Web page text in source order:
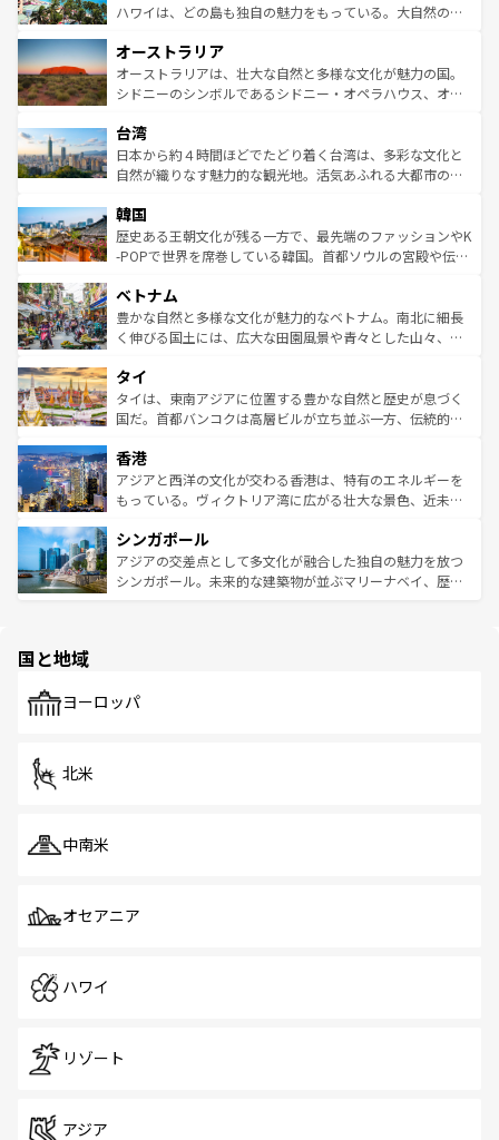
西部には大自然が広がり、グランドキャニオンやイエロー
部のニューオーリンズでは、音楽と美食が融合した独特の
文化が魅力。旅行者はアメリカの各地域で異なる魅力を楽
しみながら、その多様性と豊かな歴史を感じることができ
ならではの贅沢な旅のスタイルだ。 なお、新着のアメリカ
情報はコンテンツ一覧を参照してほしい。
ハワイは、どの島も独自の魅力をもっている。大自然の神
ワイ島は見逃せない。また、定番の観光地といえばオアフ
島だが、静かな自然を求めるならマウイ島やカウアイ島が
おすすめ。エメラルドグリーンに輝く海をはじめ、豊かな
れるおもてなしの心で訪れる人々を迎えてくれるハワイの
人々、おいしいローカルフードやハワイアンミュージッ
ク、伝統的なフラダンスなど、すべてがハワイの魅力を彩
ワイを、存分に味わってほしい。 なお、新着のハワイ情報
はコンテンツ一覧を参照してほしい。
オーストラリア
オーストラリアは、壮大な自然と多様な文化が魅力の国。
シドニーのシンボルであるシドニー・オペラハウス、オー
リアリーフや大陸中央部にそびえるウルル（エアーズロッ
ク）、タスマニアの美しい原生林やケアンズの熱帯雨林な
ど、見どころがたくさん。また、カフェやワイン、オージ
いる。アクティビティも充実しており、サーフィンやダイ
ビング、ハイキングなど、アウトドア好きにはたまらな
い。オーストラリアの多彩な魅力を存分に味わいつくそ
参照してほしい。
台湾
日本から約４時間ほどでたどり着く台湾は、多彩な文化と
自然が織りなす魅力的な観光地。活気あふれる大都市の台
ン）、静ひつな山岳地帯である台湾東部など、都市の喧騒
と山間の静けさが共存しており、訪れる人に新しい発見と
驚きをもたらしてくれる。また、奥深い台湾の食文化も魅
容にもいいと評判のスイーツなど、バラエティ豊かな料理
が味わえる。 なお、新着の台湾情報は コンテンツ一覧を参
照してほしい。
韓国
歴史ある王朝文化が残る一方で、最先端のファッションやK
-POPで世界を席巻している韓国。首都ソウルの宮殿や伝統
き、地方に足を延ばせば四季折々の自然美を楽しむことが
できる。そして、キムチや焼肉、絶品のストリートフード
まで、さまざまな韓国料理が待っている。夜には、韓国な
リティに包まれながら、韓国の多彩な魅力を心ゆくまで味
わってみてほしい。 なお、新着の韓国情報はコンテンツ一
覧を参照してほしい。
ベトナム
豊かな自然と多様な文化が魅力的なベトナム。南北に細長
く伸びる国土には、広大な田園風景や青々とした山々、世
急速な発展と共に伝統が息づく。ハノイの古い町並みやホ
ーチミン市のフランス統治時代の建物も、独特の雰囲気を
醸し出している。また、バラエティの豊かさとおいしさで
とつ。フォーやバインミー、ベトナムコーヒーなどは、ぜ
ひ現地で味わいたい。どの地域を訪れてもあたたかい人々
が旅行者を迎えてくれるので、きっと忘れられない旅にな
参照してほしい。
タイ
タイは、東南アジアに位置する豊かな自然と歴史が息づく
国だ。首都バンコクは高層ビルが立ち並ぶ一方、伝統的な
の活気が交差している。北部ではチェンマイなどの山岳地
帯で自然と触れ合い、南部ではプーケットやクラビの美し
いビーチでリゾート気分を楽しむことができる。タイ料理
激する。気候は一年中温暖で、どの季節にも異なる楽しみ
が待っている。親しみやすいタイの人々、仏教を中心とし
た文化、そして多様な観光資源が、訪れる旅人を魅了し続
香港
アジアと西洋の文化が交わる香港は、特有のエネルギーを
もっている。ヴィクトリア湾に広がる壮大な景色、近未来
み、どこを訪れても感動するはず。観光スポットが密集し
ており、効率よく見どころを回れるのも魅力。息をのむよ
うな絶景から文化的な体験まで、香港を存分に楽しみ尽く
シンガポール
アジアの交差点として多文化が融合した独自の魅力を放つ
シンガポール。未来的な建築物が並ぶマリーナベイ、歴史
で、ホーカーズは地元の風情を楽しめる外せないスポット
国と地域
ヨーロッパ
北米
中南米
オセアニア
ハワイ
リゾート
アジア